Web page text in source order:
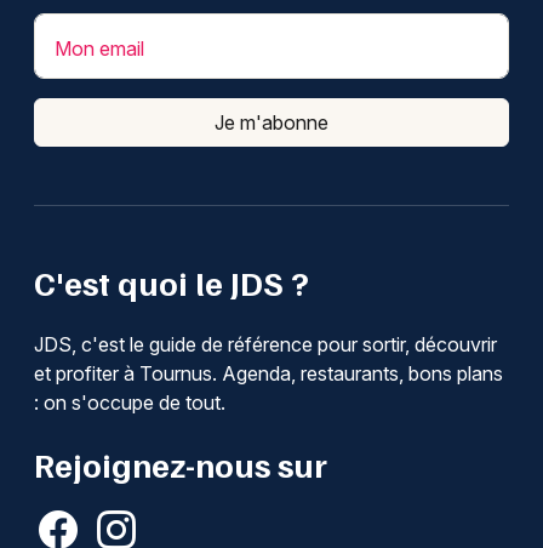
C'est quoi le JDS ?
JDS, c'est le guide de référence pour sortir, découvrir
et profiter à Tournus. Agenda, restaurants, bons plans
: on s'occupe de tout.
Rejoignez-nous sur
Mon email
Je m'abonne